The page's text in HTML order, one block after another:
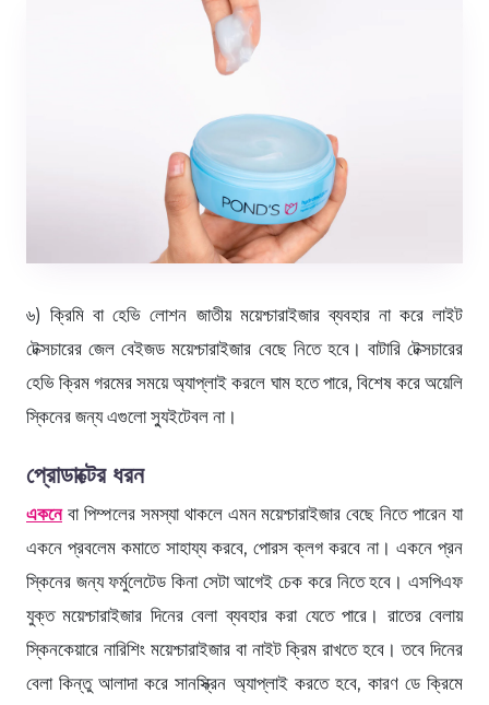
৬) ক্রিমি বা হেভি লোশন জাতীয় ময়েশ্চারাইজার ব্যবহার না করে লাইট
টেক্সচারের জেল বেইজড ময়েশ্চারাইজার বেছে নিতে হবে। বাটারি টেক্সচারের
হেভি ক্রিম গরমের সময়ে অ্যাপ্লাই করলে ঘাম হতে পারে, বিশেষ করে অয়েলি
স্কিনের জন্য এগুলো স্যুইটেবল না।
প্রোডাক্টের ধরন
একনেবা পিম্পলের সমস্যা থাকলে এমন ময়েশ্চারাইজার বেছে নিতে পারেন যা
একনে প্রবলেম কমাতে সাহায্য করবে, পোরস ক্লগ করবে না। একনে প্রন
স্কিনের জন্য ফর্মুলেটেড কিনা সেটা আগেই চেক করে নিতে হবে। এসপিএফ
যুক্ত ময়েশ্চারাইজার দিনের বেলা ব্যবহার করা যেতে পারে। রাতের বেলায়
স্কিনকেয়ারে নারিশিং ময়েশ্চারাইজার বা নাইট ক্রিম রাখতে হবে। তবে দিনের
বেলা কিন্তু আলাদা করে সানস্ক্রিন অ্যাপ্লাই করতে হবে, কারণ ডে ক্রিমে